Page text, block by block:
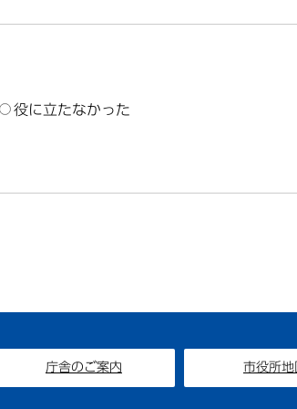
役に立たなかった
庁舎のご案内 市役所地